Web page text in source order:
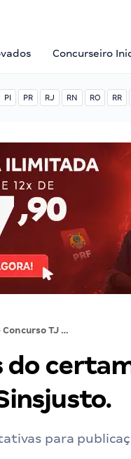
Concurseiro
PI PR RJ RN RO RR
Concurso TJ TO: tratativas do certame estão em andamento, diz Sinsjusto.
do
para